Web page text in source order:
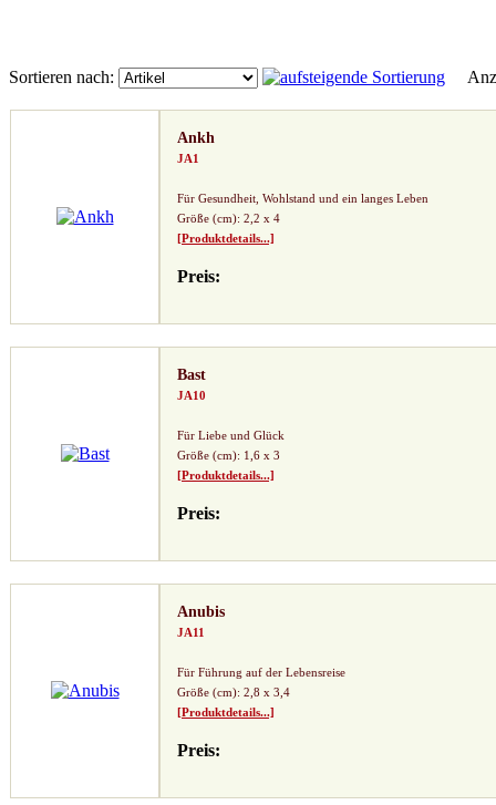
Sortieren nach:
Ankh
JA1
Für Gesundheit, Wohlstand und ein langes Leben
Größe (cm): 2,2 x 4
[Produktdetails...]
Preis:
Bast
JA10
Für Liebe und Glück
Größe (cm): 1,6 x 3
[Produktdetails...]
Preis:
Anubis
JA11
Für Führung auf der Lebensreise
Größe (cm): 2,8 x 3,4
[Produktdetails...]
Preis: